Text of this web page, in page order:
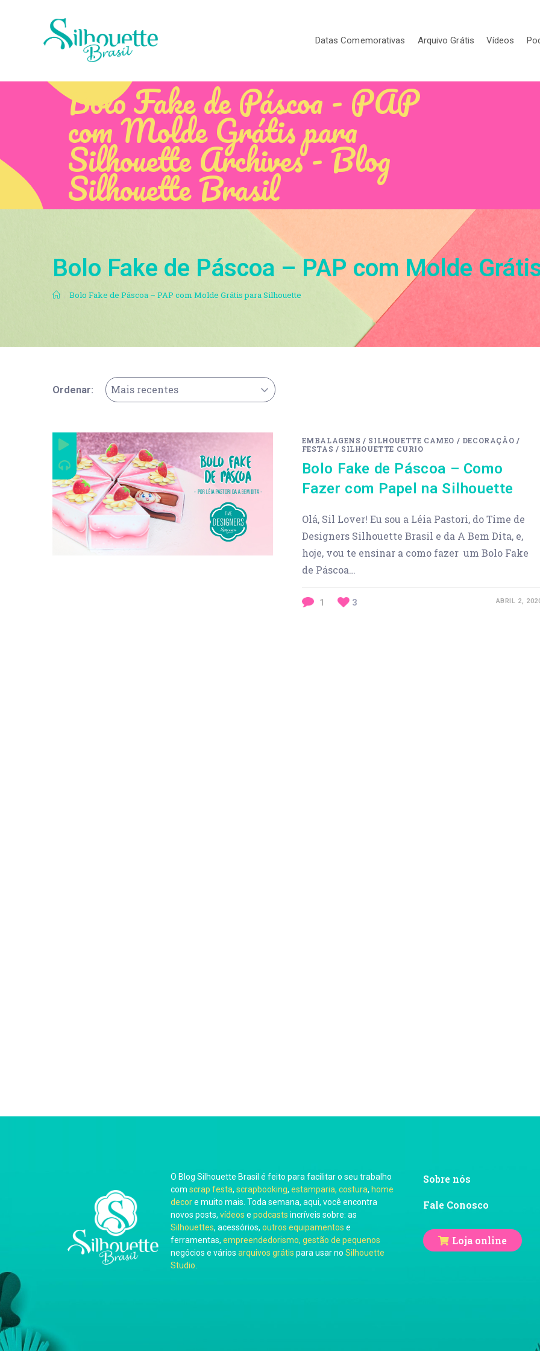
Datas Comemorativas Arquivo Grátis Vídeos
Bolo Fake de Páscoa - PAP
com Molde Grátis para
Silhouette Archives - Blog
Silhouette Brasil
Bolo Fake de Páscoa – PAP com Molde
. Bolo Fake de Páscoa – PAP com Molde Grátis para Silhouette
Ordenar: Mais recentes
EMBALAGENS / SILHOUETTE CAMEO / DECORAÇÃO /
FESTAS / SILHOUETTE CURIO
Bolo Fake de Páscoa – Como
Fazer com Papel na Silhouette
Olá, Sil Lover! Eu sou a Léia Pastori, do Time de
Designers Silhouette Brasil e da A Bem Dita, e,
hoje, vou te ensinar a como fazer um Bolo Fake
de Páscoa…
1 3 ABRIL 2,
O Blog Silhouette Brasil é feito para facilitar o seu trabalho
com scrap festa, scrapbooking, estamparia, costura, home
decore muito mais. Toda semana, aqui, você encontra
novos posts, vídeos e podcasts incríveis sobre: as
Silhouettes, acessórios, outros equipamentos e
ferramentas, empreendedorismo, gestão de pequenos
negócios e vários arquivos grátis para usar no Silhouette
Studio
Sobre nós
Fale Conosco
Loja online